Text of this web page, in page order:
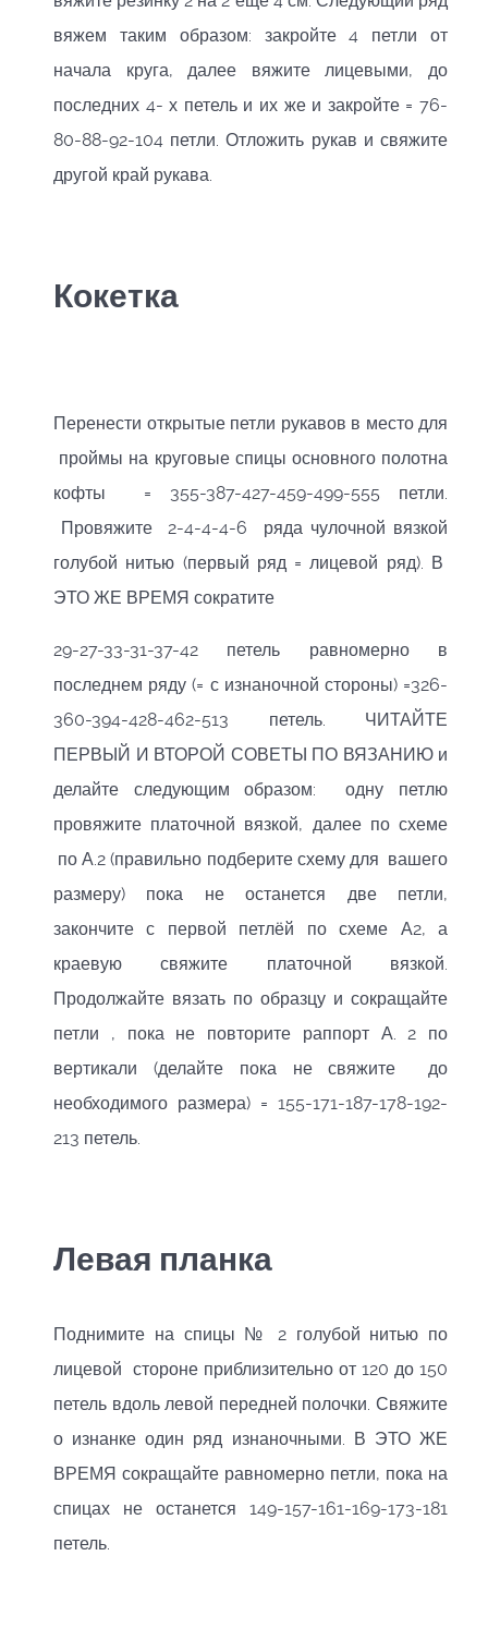
вяжем таким образом: закройте 4 петли от
начала круга, далее вяжите лицевыми, до
последних 4- х петель и их же и закройте = 76-
80-88-92-104 петли. Отложить рукав и свяжите
другой край рукава.
Кокетка
Перенести открытые петли рукавов в место для
проймы на круговые спицы основного полотна
кофты = 355-387-427-459-499-555 петли.
Провяжите 2-4-4-4-6 ряда чулочной вязкой
голубой нитью (первый ряд = лицевой ряд). В
ЭТО ЖЕ ВРЕМЯ сократите
29-27-33-31-37-42 петель равномерно в
последнем ряду (= с изнаночной стороны) =326-
360-394-428-462-513 петель. ЧИТАЙТЕ
ПЕРВЫЙ И ВТОРОЙ СОВЕТЫ ПО ВЯЗАНИЮ и
делайте следующим образом: одну петлю
провяжите платочной вязкой, далее по схеме
по А.2 (правильно подберите схему для вашего
размеру) пока не останется две петли,
закончите с первой петлёй по схеме А2, а
краевую свяжите платочной вязкой.
Продолжайте вязать по образцу и сокращайте
петли , пока не повторите раппорт А. 2 по
вертикали (делайте пока не свяжите до
необходимого размера) = 155-171-187-178-192-
213 петель.
Левая планка
Поднимите на спицы № 2 голубой нитью по
лицевой стороне приблизительно от 120 до 150
петель вдоль левой передней полочки. Свяжите
о изнанке один ряд изнаночными. В ЭТО ЖЕ
ВРЕМЯ сокращайте равномерно петли, пока на
спицах не останется 149-157-161-169-173-181
петель.